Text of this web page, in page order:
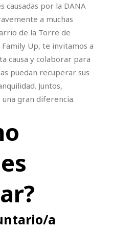
causadas por la DANA
a muchas
de la Torre de
Family Up, te invitamos a
causa y colaborar para
puedan recuperar sus
Juntos,
gran diferencia.
a